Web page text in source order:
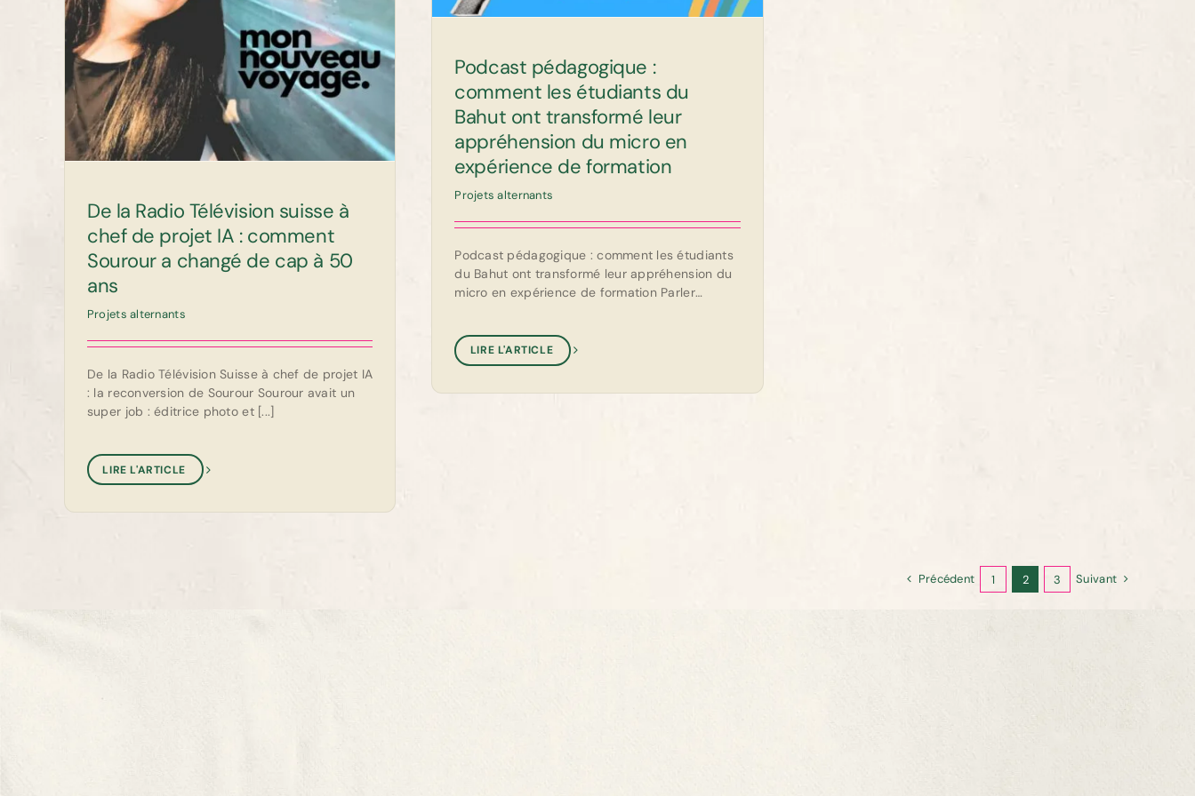
De la Radio Télévision suisse à
chef de projet IA : comment
Sourour a changé de cap à 50
ans
Projets alternants
De la Radio Télévision Suisse à chef de projet IA
: la reconversion de Sourour Sourour avait un
super job : éditrice photo et [...]
Podcast pédagogique :
comment les étudiants du
Bahut ont transformé leur
appréhension du micro en
expérience de formation
Projets alternants
Podcast pédagogique : comment les étudiants
du Bahut ont transformé leur appréhension du
micro en expérience de formation Parler
Précédent 1 2 3 Suivant